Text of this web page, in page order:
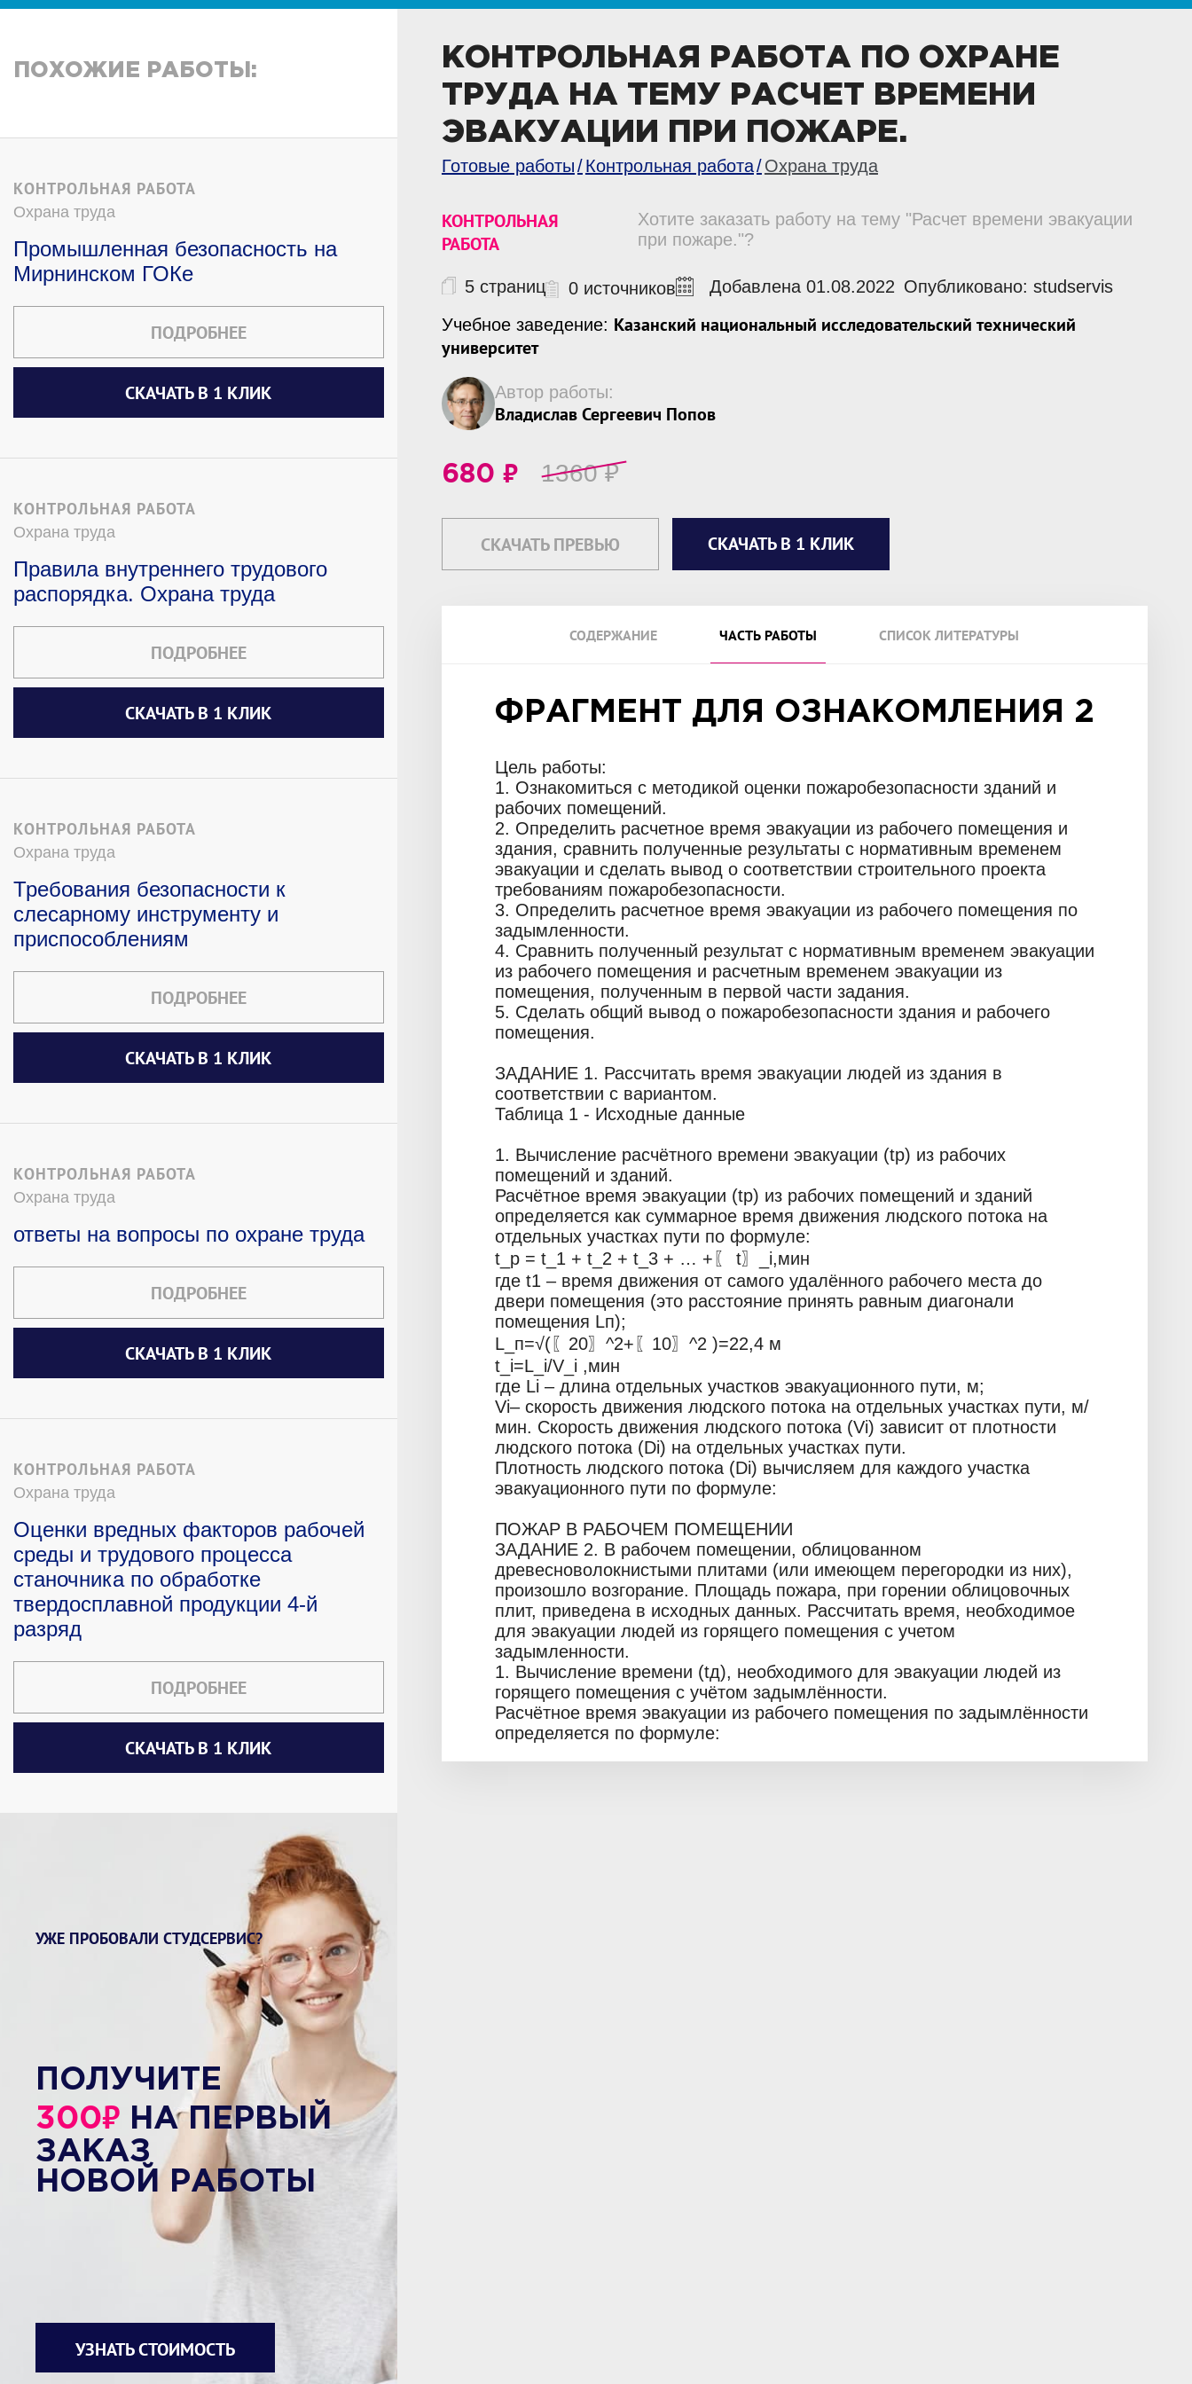
ПОХОЖИЕ РАБОТЫ:
КОНТРОЛЬНАЯ РАБОТА
Охрана труда
Промышленная безопасность на
Мирнинском ГОКе
ПОДРОБНЕЕ
СКАЧАТЬ В 1 КЛИК
КОНТРОЛЬНАЯ РАБОТА
Охрана труда
Правила внутреннего трудового
распорядка. Охрана труда
ПОДРОБНЕЕ
СКАЧАТЬ В 1 КЛИК
КОНТРОЛЬНАЯ РАБОТА
Охрана труда
Требования безопасности к
слесарному инструменту и
приспособлениям
ПОДРОБНЕЕ
СКАЧАТЬ В 1 КЛИК
КОНТРОЛЬНАЯ РАБОТА
Охрана труда
ответы на вопросы по охране труда
ПОДРОБНЕЕ
СКАЧАТЬ В 1 КЛИК
КОНТРОЛЬНАЯ РАБОТА
Охрана труда
Оценки вредных факторов рабочей
среды и трудового процесса
станочника по обработке
твердосплавной продукции 4-й
разряд
ПОДРОБНЕЕ
СКАЧАТЬ В 1 КЛИК
УЖЕ ПРОБОВАЛИ СТУДСЕРВИС?
ПОЛУЧИТЕ
300₽ НА ПЕРВЫЙ
ЗАКАЗ
НОВОЙ РАБОТЫ
УЗНАТЬ СТОИМОСТЬ
КОНТРОЛЬНАЯ РАБОТА ПО ОХРАНЕ
ТРУДА НА ТЕМУ РАСЧЕТ ВРЕМЕНИ
ЭВАКУАЦИИ ПРИ ПОЖАРЕ.
Готовые работы Контрольная работа Охрана труда
КОНТРОЛЬНАЯ
РАБОТА
Хотите заказать работу на тему "Расчет времени эвакуации
при пожаре."?
5 страниц 0 источников Добавлена 01.08.2022 Опубликовано: studservis
Учебное заведение: Казанский национальный исследовательский технический
университет
Автор работы:
Владислав Сергеевич Попов
680 ₽ 1360₽
СКАЧАТЬ ПРЕВЬЮ СКАЧАТЬ В 1 КЛИК
СОДЕРЖАНИЕ ЧАСТЬ РАБОТЫ СПИСОК ЛИТЕРАТУРЫ
ФРАГМЕНТ ДЛЯ ОЗНАКОМЛЕНИЯ 2
Цель работы:
1. Ознакомиться с методикой оценки пожаробезопасности зданий и
рабочих помещений.
2. Определить расчетное время эвакуации из рабочего помещения и
здания, сравнить полученные результаты с нормативным временем
эвакуации и сделать вывод о соответствии строительного проекта
требованиям пожаробезопасности.
3. Определить расчетное время эвакуации из рабочего помещения по
задымленности.
4. Сравнить полученный результат с нормативным временем эвакуации
из рабочего помещения и расчетным временем эвакуации из
помещения, полученным в первой части задания.
5. Сделать общий вывод о пожаробезопасности здания и рабочего
помещения.
ЗАДАНИЕ 1. Рассчитать время эвакуации людей из здания в
соответствии с вариантом.
Таблица 1 - Исходные данные
1. Вычисление расчётного времени эвакуации (tр) из рабочих
помещений и зданий.
Расчётное время эвакуации (tр) из рабочих помещений и зданий
определяется как суммарное время движения людского потока на
отдельных участках пути по формуле:
t_р = t_1 + t_2 + t_3 + … +〖 t〗_i,мин
где t1 – время движения от самого удалённого рабочего места до
двери помещения (это расстояние принять равным диагонали
помещения Lп);
L_п=√(〖20〗^2+〖10〗^2 )=22,4 м
t_i=L_i/V_i ,мин
где Li – длина отдельных участков эвакуационного пути, м;
Vi– скорость движения людского потока на отдельных участках пути, м/
мин. Скорость движения людского потока (Vi) зависит от плотности
людского потока (Di) на отдельных участках пути.
Плотность людского потока (Di) вычисляем для каждого участка
эвакуационного пути по формуле:
ПОЖАР В РАБОЧЕМ ПОМЕЩЕНИИ
ЗАДАНИЕ 2. В рабочем помещении, облицованном
древесноволокнистыми плитами (или имеющем перегородки из них),
произошло возгорание. Площадь пожара, при горении облицовочных
плит, приведена в исходных данных. Рассчитать время, необходимое
для эвакуации людей из горящего помещения с учетом
задымленности.
1. Вычисление времени (tд), необходимого для эвакуации людей из
горящего помещения с учётом задымлённости.
Расчётное время эвакуации из рабочего помещения по задымлённости
определяется по формуле: